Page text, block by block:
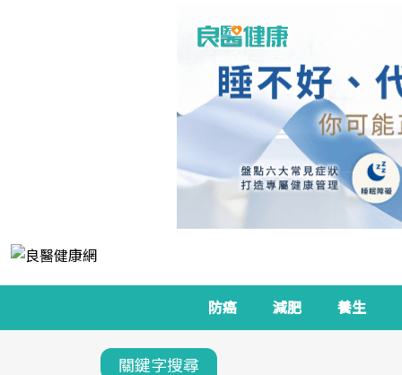
防癌 減肥 養生
關鍵字搜尋